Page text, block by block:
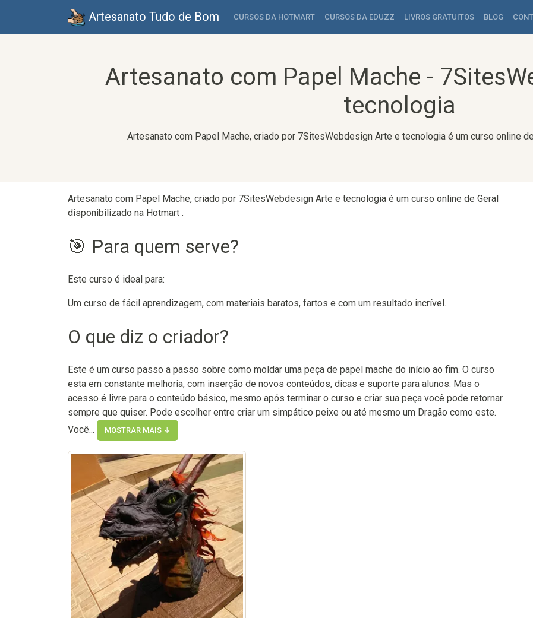
Artesanato Tudo de Bom CURSOS DA HOTMART CURSOS DA EDUZZ LIVROS GRATUITOS BLOG
Artesanato com Papel Mache -
tecnologia
Artesanato com Papel Mache, criado por 7SitesWebdesign Arte e tecnologia é um curso online
Artesanato com Papel Mache, criado por 7SitesWebdesign Arte e tecnologia é um curso online de Geral
disponibilizado na Hotmart .
🎯 Para quem serve?
Este curso é ideal para:
Um curso de fácil aprendizagem, com materiais baratos, fartos e com um resultado incrível.
O que diz o criador?
Este é um curso passo a passo sobre como moldar uma peça de papel mache do início ao fim. O curso
esta em constante melhoria, com inserção de novos conteúdos, dicas e suporte para alunos. Mas o
acesso é livre para o conteúdo básico, mesmo após terminar o curso e criar sua peça você pode retornar
sempre que quiser. Pode escolher entre criar um simpático peixe ou até mesmo um Dragão como este.
Você...
MOSTRAR MAIS ↓